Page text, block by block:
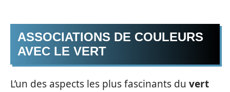
ASSOCIATIONS DE COULEURS
AVEC LE VERT
L’un des aspects les plus fascinants du vert